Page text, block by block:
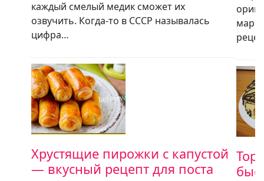
каждый смелый медик сможет их
озвучить. Когда-то в СССР называлась
цифра…
Хрустящие пирожки с капустой
— вкусный рецепт для поста